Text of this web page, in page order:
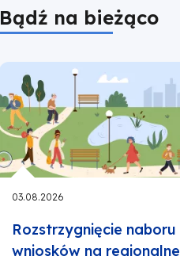
Bądź na bieżąco
03.08.2026
Rozstrzygnięcie naboru
wniosków na regionalne